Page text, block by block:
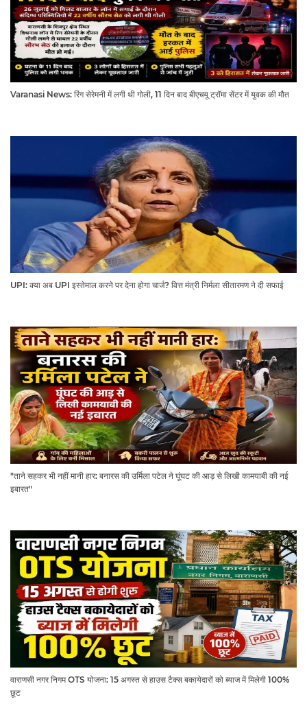
Varanasi News: रिंग सेरेमनी में लगी थी गोली, 11 दिन बाद बीएचयू ट्रॉमा सेंटर में युवक की मौत
UPI: क्या अब UPI इस्तेमाल करने पर देना होगा चार्ज? वित्त मंत्री निर्मला सीतारमण ने दी सफाई
"ताने सहकर भी नहीं मानी हार: बनारस की उर्मिला पटेल ने घूंघट की आड़ से लिखी कामयाबी की नई
इबारत"
वाराणसी नगर निगम OTS योजना: 15 अगस्त से हाउस टैक्स बकायेदारों को ब्याज में मिलेगी 100%
छूट